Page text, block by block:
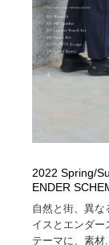
2022 Spring/
ENDER
自然と街、異な
イスとエンダー
テーマに、素材